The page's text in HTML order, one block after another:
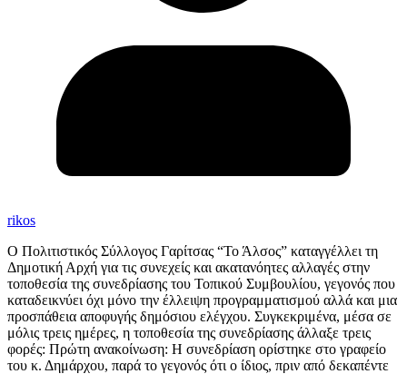
rikos
Ο Πολιτιστικός Σύλλογος Γαρίτσας “Το Άλσος” καταγγέλλει τη
Δημοτική Αρχή για τις συνεχείς και ακατανόητες αλλαγές στην
τοποθεσία της συνεδρίασης του Τοπικού Συμβουλίου, γεγονός που
καταδεικνύει όχι μόνο την έλλειψη προγραμματισμού αλλά και μια
προσπάθεια αποφυγής δημόσιου ελέγχου. Συγκεκριμένα, μέσα σε
μόλις τρεις ημέρες, η τοποθεσία της συνεδρίασης άλλαξε τρεις
φορές: Πρώτη ανακοίνωση: Η συνεδρίαση ορίστηκε στο γραφείο
του κ. Δημάρχου, παρά το γεγονός ότι ο ίδιος, πριν από δεκαπέντε